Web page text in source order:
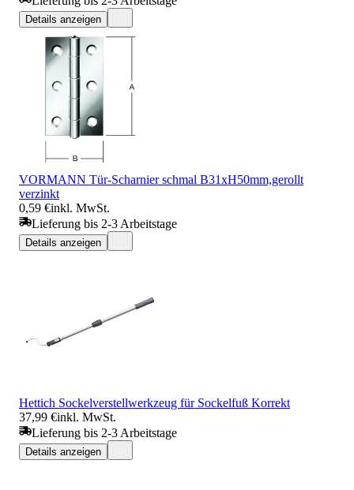
Details anzeigen
VORMANN Tür-Scharnier schmal B31xH50mm,gerollt
verzinkt
0,59 €inkl. MwSt.
Lieferung bis 2-3 Arbeitstage
Details anzeigen
Hettich Sockelverstellwerkzeug für Sockelfuß Korrekt
37,99 €inkl. MwSt.
Lieferung bis 2-3 Arbeitstage
Details anzeigen